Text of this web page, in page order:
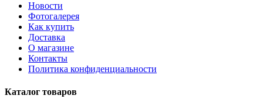
Новости
Фотогалерея
Как купить
Доставка
О магазине
Контакты
Политика конфиденциальности
Каталог товаров